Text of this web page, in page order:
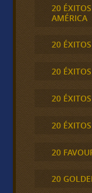
20
AMÉRICA
20
20
20
20
20
20